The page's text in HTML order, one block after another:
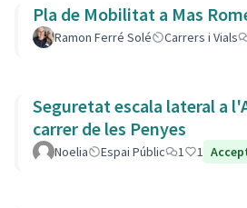
Pla de Mobilitat a Mas
Ramon Ferré Solé Carrers i Vials
Seguretat escala lateral a
carrer de les Penyes
Noelia Espai Públic 1 1